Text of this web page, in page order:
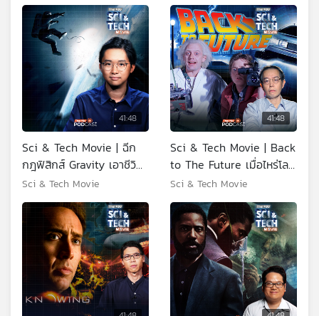
41:48
Sci & Tech Movie | ฉีก
กฎฟิสิกส์ Gravity เอาชีวิต
รอดในอวกาศ กับ KornKT
Sci & Tech Movie
41:48
Sci & Tech Movie | Back
to The Future เมื่อไหร่โลก
จะสร้าง Time Machine ได้
?
Sci & Tech Movie